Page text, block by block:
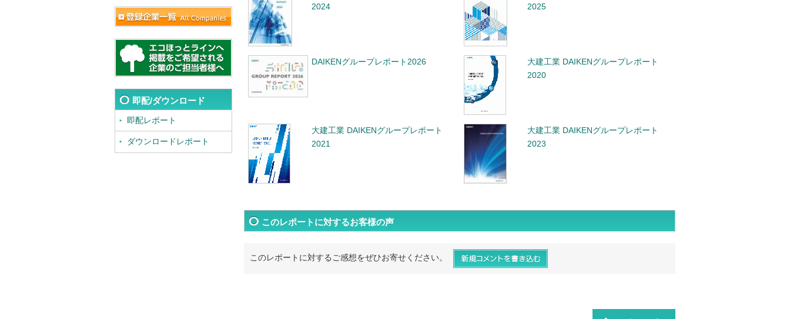
即配/ダウンロード
即配レポート
ダウンロードレポート
2024
2025
DAIKENグループレポート2026
大建工業 DAIKENグループレポート
2020
大建工業 DAIKENグループレポート
2021
大建工業 DAIKENグループレポート
2023
このレポートに対するお客様の声
このレポートに対するご感想をぜひお寄せください。